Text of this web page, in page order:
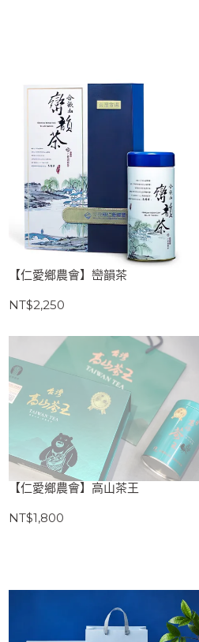
【仁愛鄉農會】巒韻茶
NT$2,250
【仁愛鄉農會】高山茶王
NT$1,800